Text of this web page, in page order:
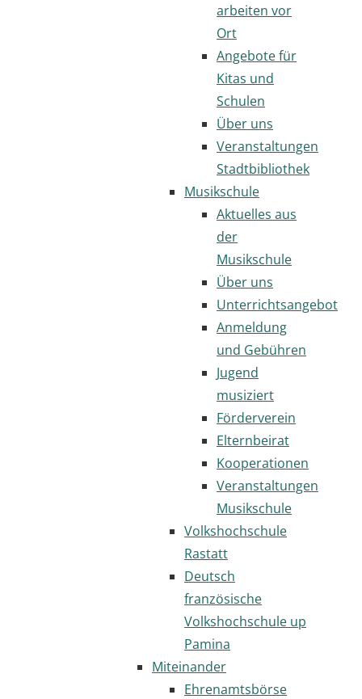
arbeiten vor
Ort
Angebote für
Kitas und
Schulen
Über uns
Veranstaltungen
Stadtbibliothek
Musikschule
Aktuelles aus
der
Musikschule
Über uns
Unterrichtsangebot
Anmeldung
und Gebühren
Jugend
musiziert
Förderverein
Elternbeirat
Kooperationen
Veranstaltungen
Musikschule
Volkshochschule
Rastatt
Deutsch
französische
Volkshochschule up
Pamina
Miteinander
Ehrenamtsbörse